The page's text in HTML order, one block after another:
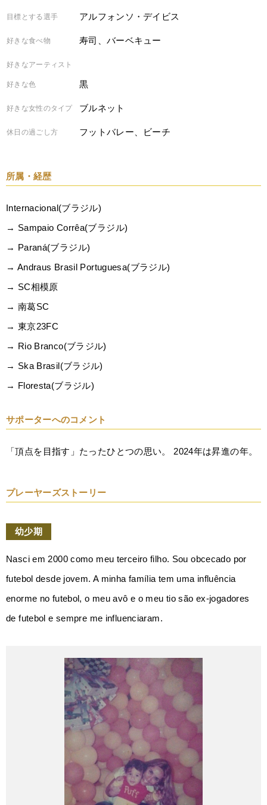
目標とする選手 アルフォンソ・デイビス
好きな食べ物 寿司、バーベキュー
好きなアーティスト
好きな色 黒
好きな女性のタイプ ブルネット
休日の過ごし方 フットバレー、ビーチ
所属・経歴
Internacional(ブラジル)
→ Sampaio Corrêa(ブラジル)
→ Paraná(ブラジル)
→ Andraus Brasil Portuguesa(ブラジル)
→ SC相模原
→ 南葛SC
→ 東京23FC
→ Rio Branco(ブラジル)
→ Ska Brasil(ブラジル)
→ Floresta(ブラジル)
サポーターへのコメント
「頂点を目指す」たったひとつの思い。 2024年は昇進の年。
プレーヤーズストーリー
幼少期
Nasci em 2000 como meu terceiro filho. Sou obcecado por
futebol desde jovem. A minha família tem uma influência
enorme no futebol, o meu avô e o meu tio são ex-jogadores
de futebol e sempre me influenciaram.